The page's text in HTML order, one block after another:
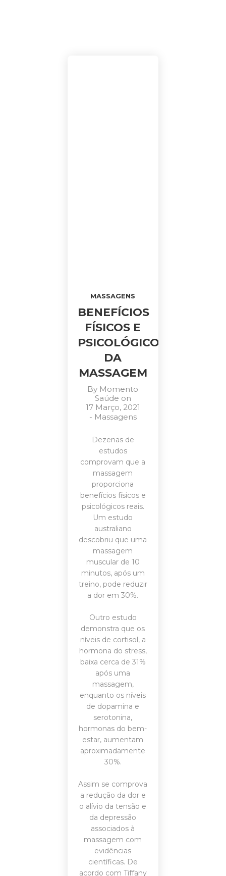
MASSAGENS
BENEFÍCIOS
FÍSICOS E
PSICOLÓGICOS
DA
MASSAGEM
By Momento
Saúde on
17 Março, 2021
- Massagens
Dezenas de
estudos
comprovam que a
massagem
proporciona
benefícios físicos e
psicológicos reais.
Um estudo
australiano
descobriu que uma
massagem
muscular de 10
minutos, após um
treino, pode reduzir
a dor em 30%.
Outro estudo
demonstra que os
níveis de cortisol, a
hormona do stress,
baixa cerca de 31%
após uma
massagem,
enquanto os níveis
de dopamina e
serotonina,
hormonas do bem-
estar, aumentam
aproximadamente
30%.
Assim se comprova
a redução da dor e
o alívio da tensão e
da depressão
associados à
massagem com
evidências
científicas. De
acordo com Tiffany